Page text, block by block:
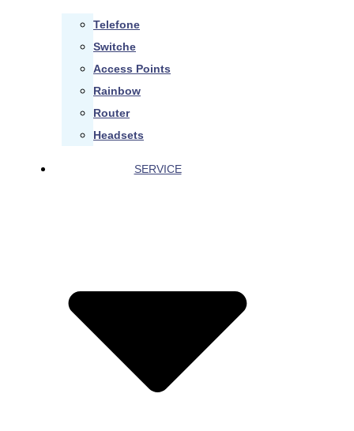
Telefone
Switche
Access Points
Rainbow
Router
Headsets
SERVICE